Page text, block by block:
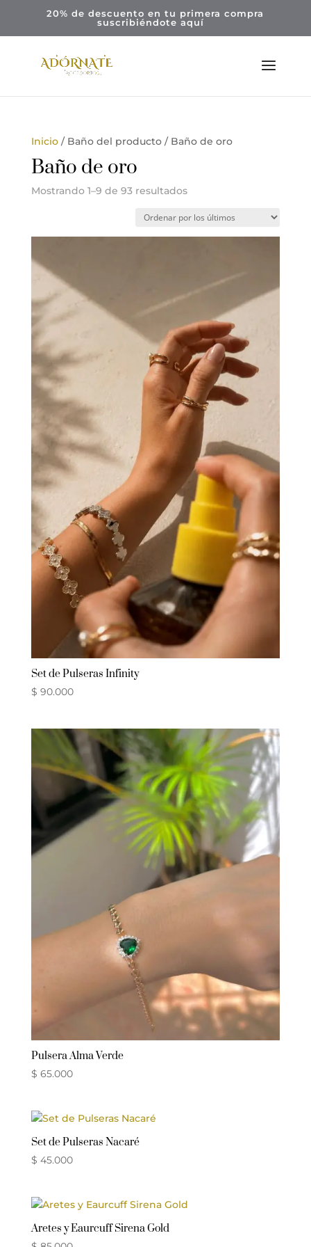
20% de descuento en tu primera compra
suscribiéndoteaquí
Inicio/ Baño del producto / Baño de oro
Baño de oro
Mostrando 1–9 de 93 resultadosOrdenado
los
últimos
Set de Pulseras Infinity
$ 90.000
Pulsera Alma Verde
$ 65.000
Set de Pulseras Nacaré
$ 45.000
Aretes y Eaurcuff Sirena Gold